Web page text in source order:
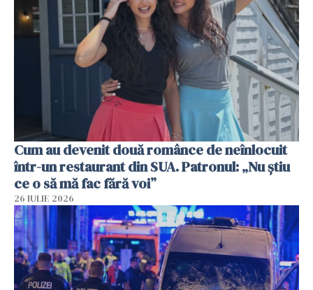
Cum au devenit două românce de neînlocuit
într-un restaurant din SUA. Patronul: „Nu știu
ce o să mă fac fără voi”
26 IULIE 2026